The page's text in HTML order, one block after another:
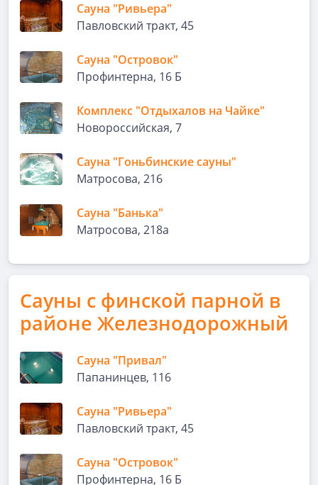
Сауна "Ривьера"
Павловский тракт, 45
Сауна "Островок"
Профинтерна, 16 Б
Комплекс "Отдыхалов на Чайке"
Новороссийская, 7
Сауна "Гоньбинские сауны"
Матросова, 216
Сауна "Банька"
Матросова, 218а
Сауны с финской парной в
районе Железнодорожный
Сауна "Привал"
Папанинцев, 116
Сауна "Ривьера"
Павловский тракт, 45
Сауна "Островок"
Профинтерна, 16 Б